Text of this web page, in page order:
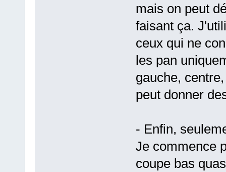
mais on peut
faisant ça.
ceux qui ne
les pan
gauche,
peut donner
- Enfin,
Je commence
coupe bas